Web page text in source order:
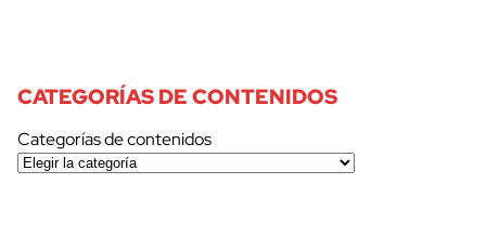
CATEGORÍAS DE CONTENIDOS
Categorías de contenidos